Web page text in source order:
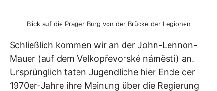
Blick auf die Prager Burg von der Brücke der Legionen
Schließlich kommen wir an der John-Lennon-
Mauer (auf dem Velkopřevorské náměstí) an.
Ursprünglich taten Jugendliche hier Ende der
1970er-Jahre ihre Meinung über die Regierung